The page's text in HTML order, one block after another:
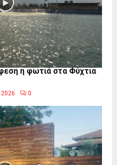
η φωτιά στα Φύχτια
0